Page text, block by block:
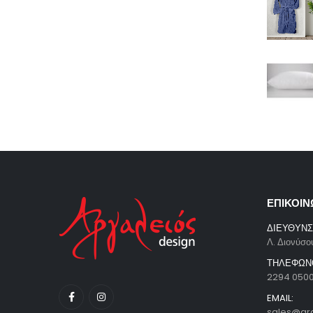
Λ.
2294
EMAIL: